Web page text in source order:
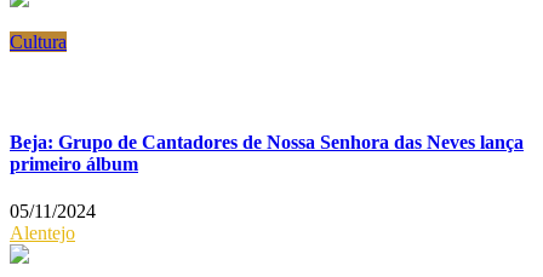
Cultura
Beja: Grupo de Cantadores de Nossa Senhora das Neves lança
primeiro álbum
05/11/2024
Alentejo